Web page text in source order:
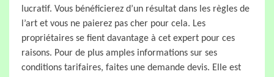
lucratif. Vous bénéficierez d’un résultat dans les règles de
l’art et vous ne paierez pas cher pour cela. Les
propriétaires se fient davantage à cet expert pour ces
raisons. Pour de plus amples informations sur ses
conditions tarifaires, faites une demande devis. Elle est